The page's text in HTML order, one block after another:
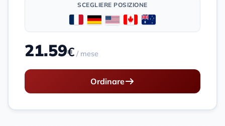
SCEGLIERE POSIZIONE
21.59€ / mese
Ordinare